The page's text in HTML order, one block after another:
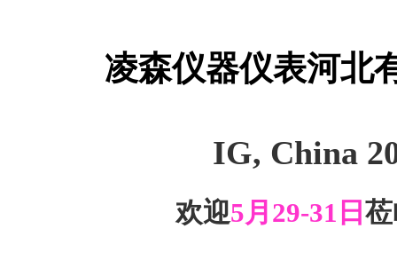
凌森仪器仪表河北
IG, China
欢迎5月 29-31 日